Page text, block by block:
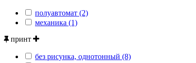
полуавтомат (2)
механика (1)
принт
без рисунка, однотонный (8)